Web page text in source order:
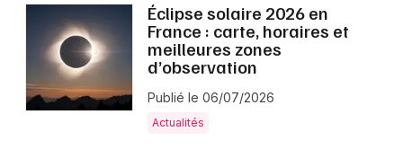
Éclipse solaire 2026 en
France : carte, horaires et
meilleures zones
d’observation
Publié le 06/07/2026
Actualités